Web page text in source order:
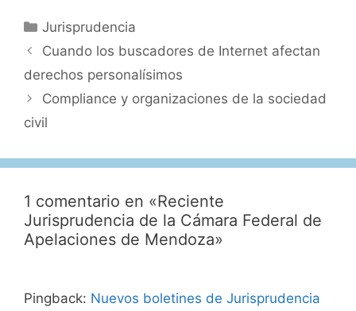
Categorías
Jurisprudencia
Cuando los buscadores de Internet afectan
derechos personalísimos
Compliance y organizaciones de la sociedad
civil
1 comentario en «Reciente
Jurisprudencia de la Cámara Federal de
Apelaciones de Mendoza»
Pingback: Nuevos boletines de Jurisprudencia